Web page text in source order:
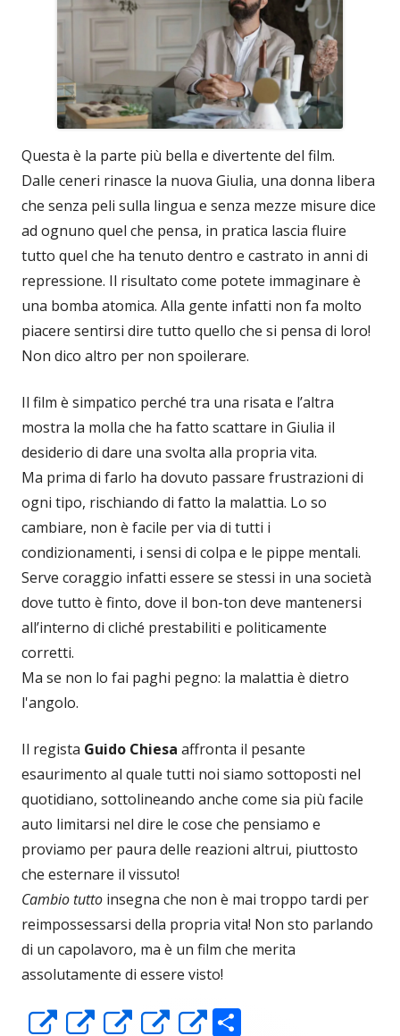
Questa è la parte più bella e divertente del film.
Dalle ceneri rinasce la nuova Giulia, una donna libera
che senza peli sulla lingua e senza mezze misure dice
ad ognuno quel che pensa, in pratica lascia fluire
tutto quel che ha tenuto dentro e castrato in anni di
repressione. Il risultato come potete immaginare è
una bomba atomica. Alla gente infatti non fa molto
piacere sentirsi dire tutto quello che si pensa di loro!
Non dico altro per non spoilerare.
Il film è simpatico perché tra una risata e l’altra
mostra la molla che ha fatto scattare in Giulia il
desiderio di dare una svolta alla propria vita.
Ma prima di farlo ha dovuto passare frustrazioni di
ogni tipo, rischiando di fatto la malattia. Lo so
cambiare, non è facile per via di tutti i
condizionamenti, i sensi di colpa e le pippe mentali.
Serve coraggio infatti essere se stessi in una società
dove tutto è finto, dove il bon-ton deve mantenersi
all’interno di cliché prestabiliti e politicamente
corretti.
Ma se non lo fai paghi pegno: la malattia è dietro
l'angolo.
Il regista Guido Chiesa affronta il pesante
esaurimento al quale tutti noi siamo sottoposti nel
quotidiano, sottolineando anche come sia più facile
auto limitarsi nel dire le cose che pensiamo e
proviamo per paura delle reazioni altrui, piuttosto
che esternare il vissuto!
Cambio tutto insegna che non è mai troppo tardi per
reimpossessarsi della propria vita! Non sto parlando
di un capolavoro, ma è un film che merita
assolutamente di essere visto!
ApreApreApreApre
Apre